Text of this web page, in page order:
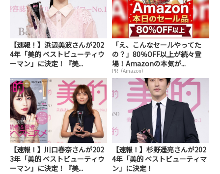
【速報！】浜辺美波さんが202
4年「美的 ベストビューティウ
ーマン」に決定！『美...
「え、こんなセールやってた
の？」80％OFF以上が続々登
場！Amazonの本気が...
PR（Amazon）
【速報！】川口春奈さんが202
3年「美的 ベストビューティウ
ーマン」に決定！『美...
【速報！】杉野遥亮さんが202
4年「美的 ベストビューティマ
ン」に決定！